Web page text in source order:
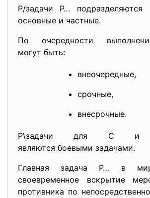
Р/задачи Р…
основные и частные.
По очередности
могут быть:
внеочередные,
срочные,
внесрочные.
Р\задачи для С
являются боевыми задачами.
Главная задача Р… в
своевременное вскрытие
противника по